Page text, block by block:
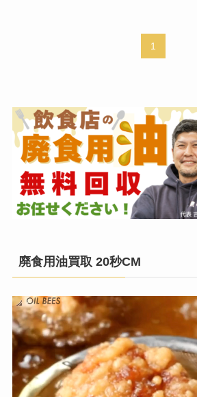
1
廃食用油買取 20秒CM
動
画
プ
レ
ー
ヤ